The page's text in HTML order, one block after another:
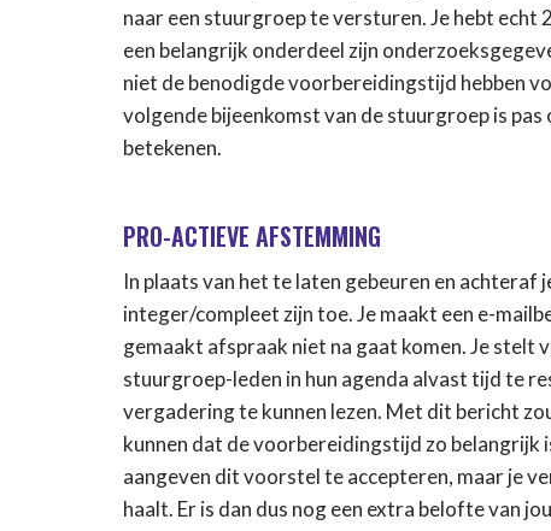
naar een stuurgroep te versturen. Je hebt echt
een belangrijk onderdeel zijn
niet de benodigde voorbereidingstijd hebben
volgende bijeenkomst van de stuurgroep is
betekenen.
PRO-ACTIEVE AFSTEMMING
In plaats van het te laten gebeuren en
integer/compleet zijn toe. Je maakt een e-
gemaakt afspraak niet na gaat komen. Je stelt
stuurgroep-leden in hun agenda alvast tijd te
vergadering te kunnen lezen. Met dit bericht
kunnen dat de voorbereidingstijd zo belangrijk
aangeven dit voorstel te accepteren, maar je
haalt. Er is dan dus nog een extra belofte van